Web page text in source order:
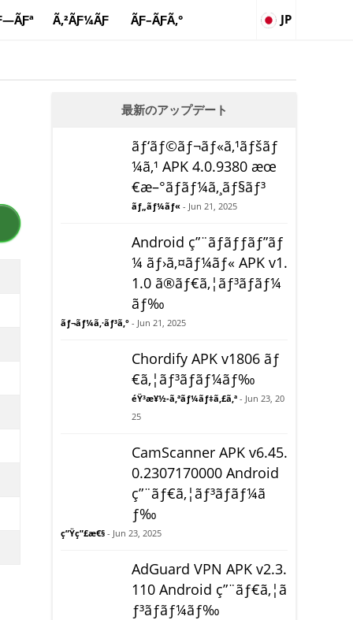
Ã‚²ÃƑ¼ÃƑ ÃƑ–ÃƑ­Ã‚° JP
最新のアップデート
ãƒ‘ãƒ©ãƒ¬ãƒ«ã‚¹ãƒšãƒ
¼ã‚¹ APK 4.0.9380 æœ
€æ–°ãƒãƒ¼ã‚¸ãƒ§ãƒ³
ãƒ„ãƒ¼ãƒ« - Jun 21, 2025
Android ç”¨ãƒãƒƒãƒ”ãƒ
¼ ãƒ›ã‚¤ãƒ¼ãƒ« APK v1.
1.0 ã®ãƒ€ã‚¦ãƒ³ãƒ­ãƒ¼
ãƒ‰
ãƒ¬ãƒ¼ã‚·ãƒ³ã‚° - Jun 21, 2025
Chordify APK v1806 ãƒ
€ã‚¦ãƒ³ãƒ­ãƒ¼ãƒ‰
éŸ³æ¥½-ã‚ªãƒ¼ãƒ‡ã‚£ã‚ª - Jun 23, 20
25
CamScanner APK v6.45.
0.2307170000 Android
ç”¨ãƒ€ã‚¦ãƒ³ãƒ­ãƒ¼ã
ƒ‰
ç”Ÿç”£æ€§ - Jun 23, 2025
AdGuard VPN APK v2.3.
110 Android ç”¨ãƒ€ã‚¦ã
ƒ³ãƒ­ãƒ¼ãƒ‰